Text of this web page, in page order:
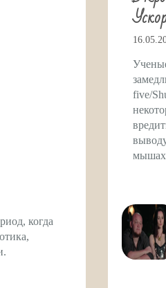
когда
five/